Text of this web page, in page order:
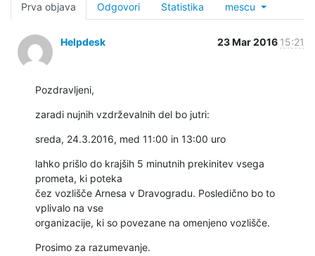
Prva objava Odgovori Statistika mescu
Helpdesk 23 Mar 2016 15:21
Pozdravljeni,
zaradi nujnih vzdrževalnih del bo jutri:
sreda, 24.3.2016, med 11:00 in 13:00 uro
lahko prišlo do krajših 5 minutnih prekinitev vsega
prometa, ki poteka
čez vozlišče Arnesa v Dravogradu. Posledično bo to
vplivalo na vse
organizacije, ki so povezane na omenjeno vozlišče.
Prosimo za razumevanje.